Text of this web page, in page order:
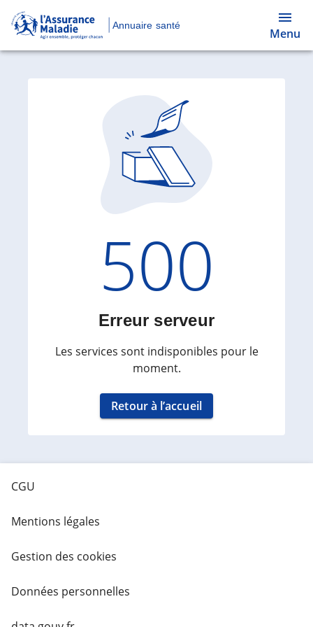
Annuaire santé
Menu
Code
500
Erreur serveur
Les services sont indisponibles pour le
moment.
Retour à l’accueil
CGU
Mentions légales
Gestion des cookies
Données personnelles